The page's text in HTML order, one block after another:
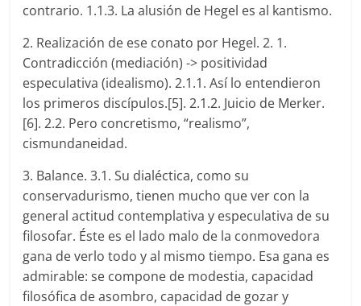
contrario. 1.1.3. La alusión de Hegel es al kantismo.
2. Realización de ese conato por Hegel. 2. 1.
Contradicción (mediación) -> positividad
especulativa (idealismo). 2.1.1. Así lo entendieron
los primeros discípulos.[5]. 2.1.2. Juicio de Merker.
[6]. 2.2. Pero concretismo, “realismo”,
cismundaneidad.
3. Balance. 3.1. Su dialéctica, como su
conservadurismo, tienen mucho que ver con la
general actitud contemplativa y especulativa de su
filosofar. Éste es el lado malo de la conmovedora
gana de verlo todo y al mismo tiempo. Esa gana es
admirable: se compone de modestia, capacidad
filosófica de asombro, capacidad de gozar y